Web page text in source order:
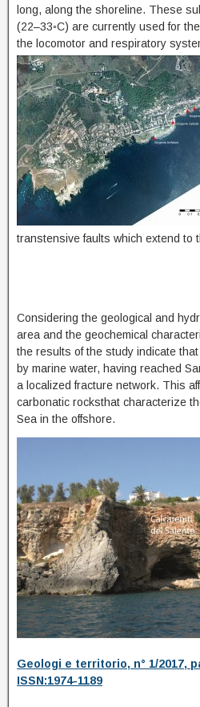
long, along the shoreline. These
(22–33◦C) are currently used for
the locomotor and respiratory
transtensive faults which extend to
Considering the geological and
area and the geochemical
the results of the study indicate
by marine water, having reached
a localized fracture network. This
carbonatic rocksthat characterize
Sea in the offshore.
Geologi e territorio, n° 1/2017,
ISSN:1974-1189